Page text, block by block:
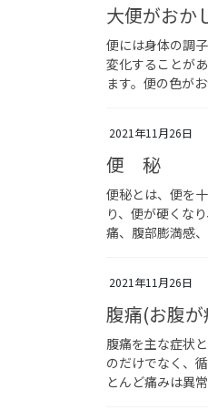
大便がおか
便には身体の調
変化することが
ます。便の色が
2021年11月26日
便 秘
便秘とは、便を
り、便が硬くな
痛、腹部膨満感
2021年11月26日
腹痛(お腹が
腹痛を主な症状
のだけでなく、
とんど痛みは異